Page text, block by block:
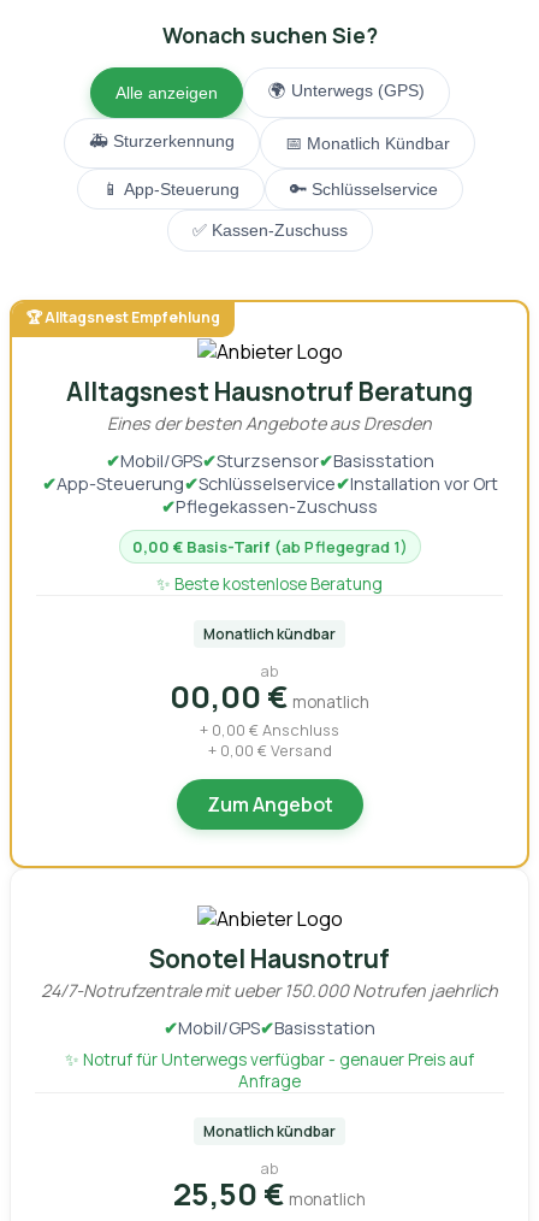
Wonach suchen Sie?
Alle anzeigen 🌍 Unterwegs (GPS)
🚑 Sturzerkennung 📅 Monatlich Kündbar
📱 App-Steuerung 🔑 Schlüsselservice
✅ Kassen-Zuschuss
🏆 Alltagsnest Empfehlung
Alltagsnest Hausnotruf Beratung
Eines der besten Angebote aus Dresden
✔Mobil/GPS✔Sturzsensor✔Basisstation
✔App-Steuerung✔Schlüsselservice✔Installation vor Ort
✔Pflegekassen-Zuschuss
0,00 € Basis-Tarif (ab Pflegegrad 1)
✨ Beste kostenlose Beratung
Monatlich kündbar
ab
00,00 € monatlich
+ 0,00 € Anschluss
+ 0,00 € Versand
Zum Angebot
Sonotel Hausnotruf
24/7-Notrufzentrale mit ueber 150.000 Notrufen jaehrlich
✔Mobil/GPS✔Basisstation
✨ Notruf für Unterwegs verfügbar - genauer Preis auf
Anfrage
Monatlich kündbar
ab
25,50 € monatlich